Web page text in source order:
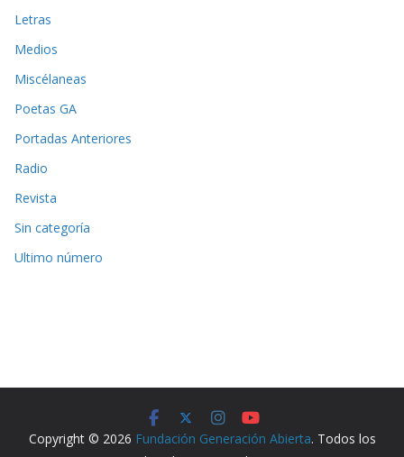
Letras
Medios
Miscélaneas
Poetas GA
Portadas Anteriores
Radio
Revista
Sin categoría
Ultimo número
Copyright © 2026 Fundación Generación Abierta. Todos los